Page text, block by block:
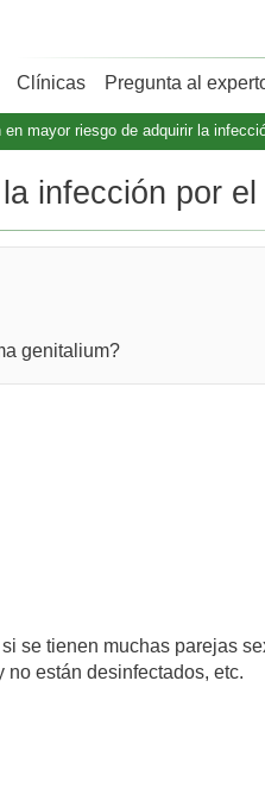
Clínicas Pregunta al
mayor riesgo de adquirir la
infección por el
genitalium?
se tienen muchas parejas
están desinfectados, etc.